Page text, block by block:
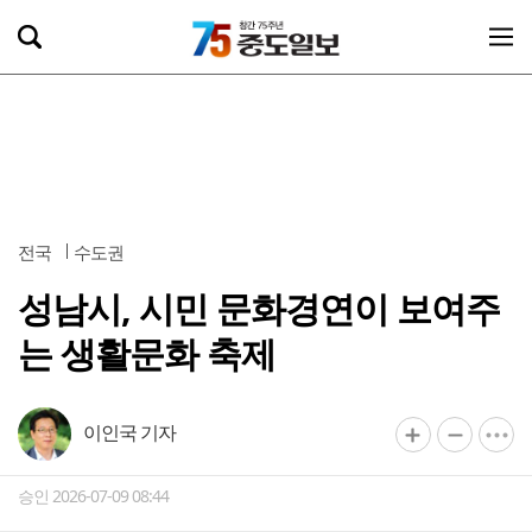
전국 수도권
성남시, 시민 문화경연이 보여주
는 생활문화 축제
이인국 기자
승인 2026-07-09 08:44